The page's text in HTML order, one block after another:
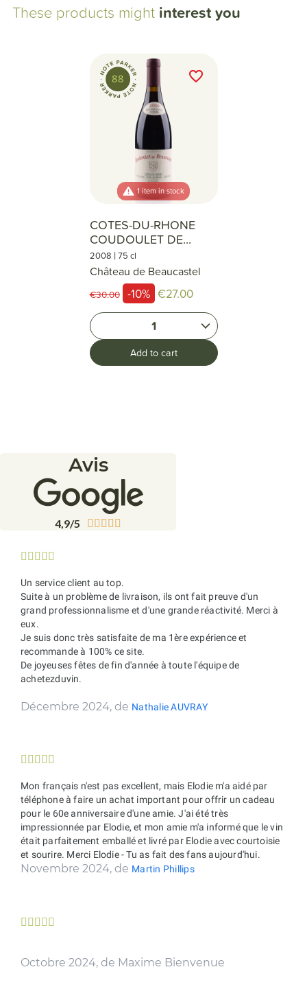
These products might interest you
88
1 item in stock
COTES-DU-RHONE
COUDOULET DE...
2008 |75 cl
Château de Beaucastel
€30.00 -10% €27.00
1
Add to cart
favorite_border
Avis
4,9/5     
    
Un service client au top.
Suite à un problème de livraison, ils ont fait preuve d'un
grand professionnalisme et d'une grande réactivité. Merci à
eux.
Je suis donc très satisfaite de ma 1ère expérience et
recommande à 100% ce site.
De joyeuses fêtes de fin d'année à toute l'équipe de
achetezduvin.
Décembre 2024, de Nathalie AUVRAY
    
Mon français n'est pas excellent, mais Elodie m'a aidé par
téléphone à faire un achat important pour offrir un cadeau
pour le 60e anniversaire d'une amie. J'ai été très
impressionnée par Elodie, et mon amie m'a informé que le vin
était parfaitement emballé et livré par Elodie avec courtoisie
et sourire. Merci Elodie - Tu as fait des fans aujourd'hui.
Novembre 2024, de Martin Phillips
    
Octobre 2024, de Maxime Bienvenue